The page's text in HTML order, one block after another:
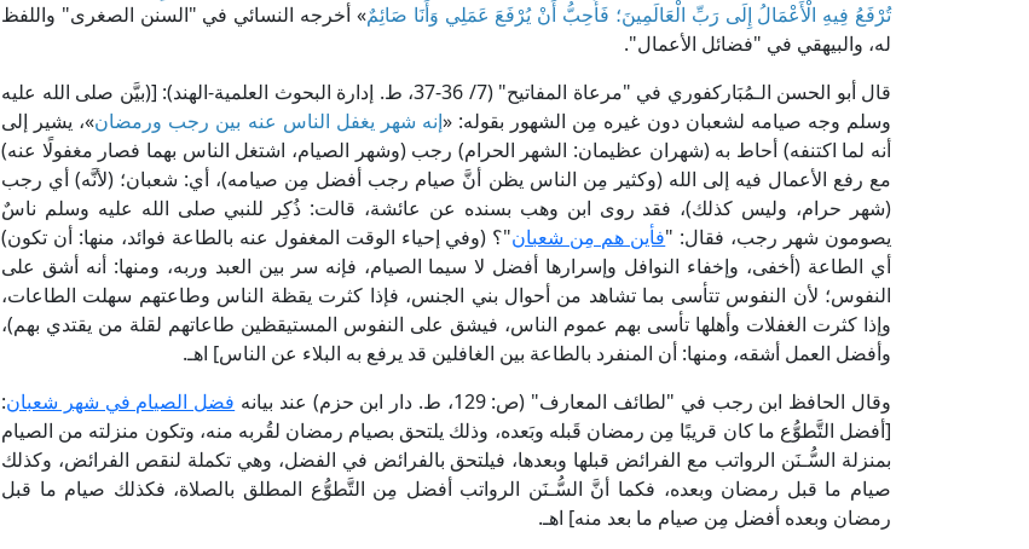
تُرْفَعُ فِيهِ الْأَعْمَالُ إِلَى رَبِّ الْعَالَمِينَ؛ فَأُحِبُّ أَنْ يُرْفَعَ عَمَلِي وَأَنَا صَائِمٌ» أخرجه النسائي في "السنن الصغرى" واللفظ
له، والبيهقي في "فضائل الأعمال".
قال أبو الحسن الـمُبَاركفوري في "مرعاة المفاتيح" (7/ 36-37، ط. إدارة البحوث العلمية-الهند): [(بيَّن صلى الله عليه
وسلم وجه صيامه لشعبان دون غيره مِن الشهور بقوله: «إنه شهر يغفل الناس عنه بين رجب ورمضان»، يشير إلى
أنه لما اكتنفه) أحاط به (شهران عظيمان: الشهر الحرام) رجب (وشهر الصيام، اشتغل الناس بهما فصار مغفولًا عنه)
مع رفع الأعمال فيه إلى الله (وكثير مِن الناس يظن أنَّ صيام رجب أفضل مِن صيامه)، أي: شعبان؛ (لأنَّه) أي رجب
(شهر حرام، وليس كذلك)، فقد روى ابن وهب بسنده عن عائشة، قالت: ذُكِر للنبي صلى الله عليه وسلم ناسٌ
يصومون شهر رجب، فقال: "فأين هم مِن شعبان"؟ (وفي إحياء الوقت المغفول عنه بالطاعة فوائد، منها: أن تكون)
أي الطاعة (أخفى، وإخفاء النوافل وإسرارها أفضل لا سيما الصيام، فإنه سر بين العبد وربه، ومنها: أنه أشق على
النفوس؛ لأن النفوس تتأسى بما تشاهد من أحوال بني الجنس، فإذا كثرت يقظة الناس وطاعتهم سهلت الطاعات،
وإذا كثرت الغفلات وأهلها تأسى بهم عموم الناس، فيشق على النفوس المستيقظين طاعاتهم لقلة من يقتدي بهم)،
وأفضل العمل أشقه، ومنها: أن المنفرد بالطاعة بين الغافلين قد يرفع به البلاء عن الناس] اهـ.
وقال الحافظ ابن رجب في "لطائف المعارف" (ص: 129، ط. دار ابن حزم) عند بيانه
فضل الصيام في شهر شعبان:
[أفضل التَّطوُّع ما كان قريبًا مِن رمضان قَبله وبَعده، وذلك يلتحق بصيام رمضان لقُربه منه، وتكون منزلته من الصيام
بمنزلة السُّـنَن الرواتب مع الفرائض قبلها وبعدها، فيلتحق بالفرائض في الفضل، وهي تكملة لنقص الفرائض، وكذلك
صيام ما قبل رمضان وبعده، فكما أنَّ السُّـنَن الرواتب أفضل مِن التَّطوُّع المطلق بالصلاة، فكذلك صيام ما قبل
رمضان وبعده أفضل مِن صيام ما بعد منه] اهـ.